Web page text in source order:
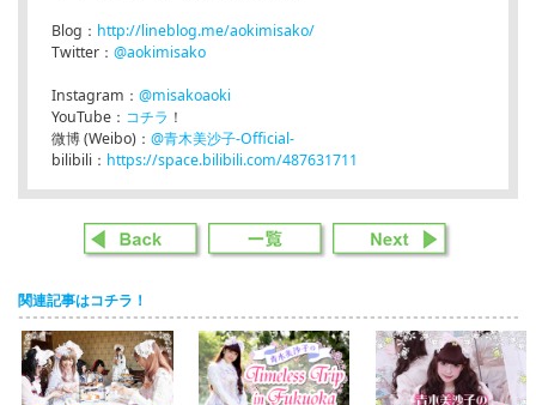
Blog： http://lineblog.me/aokimisako/
Twitter： @aokimisako
Instagram： @misakoaoki
YouTube： コチラ ！
微博 (Weibo)： @青木美沙子-Official-
bilibili： https://space.bilibili.com/487631711
関連記事はコチラ！